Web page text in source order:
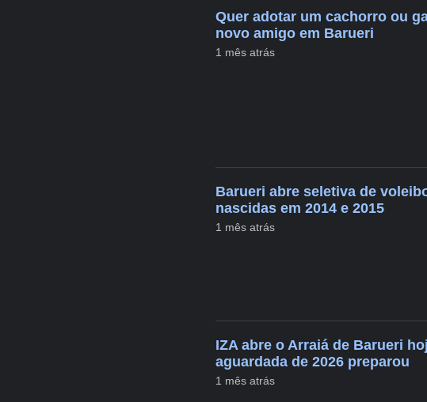
Quer adotar um cachorro ou
novo amigo em Barueri
1 mês atrás
Barueri abre seletiva de
nascidas em 2014 e 2015
1 mês atrás
IZA abre o Arraiá de Barueri
aguardada de 2026 preparou
1 mês atrás